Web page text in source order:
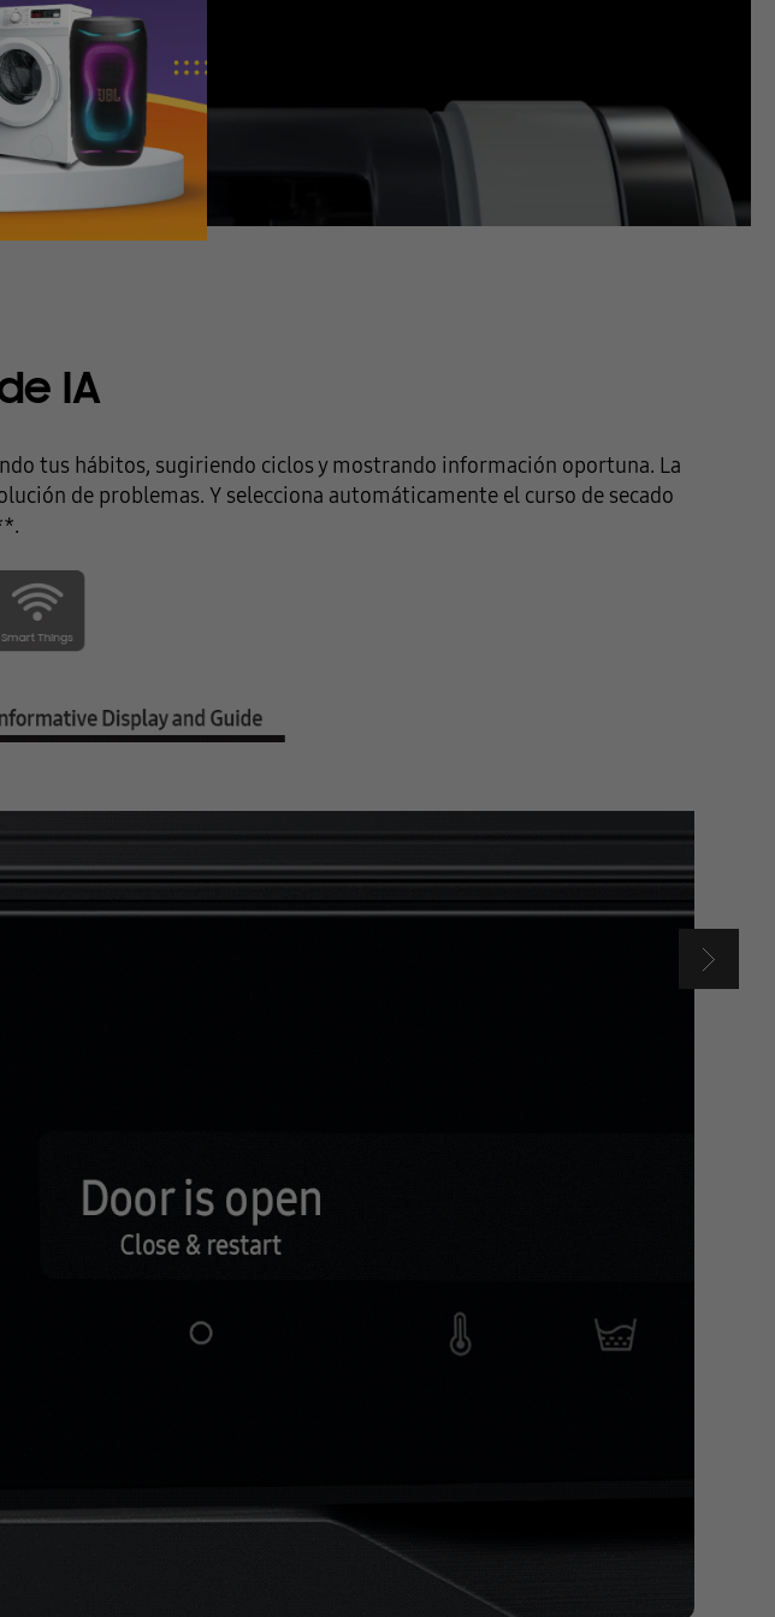
IA
tus hábitos, sugiriendo ciclos y mostrando información oportuna. La
de problemas. Y selecciona automáticamente el curso de secado